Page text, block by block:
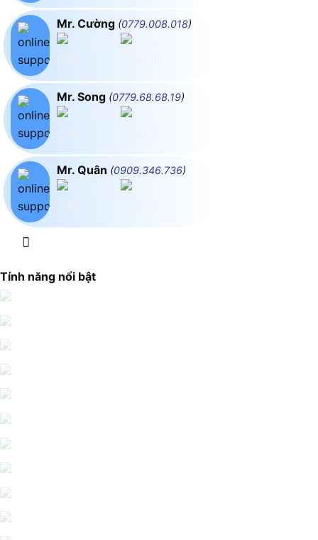
Mr. Cường (0779.008.018)
Mr. Song (0779.68.68.19)
Mr. Quân (0909.346.736)
Tính năng nổi bật